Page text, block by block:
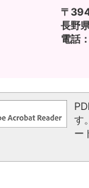
〒
長野
電話
す
ー